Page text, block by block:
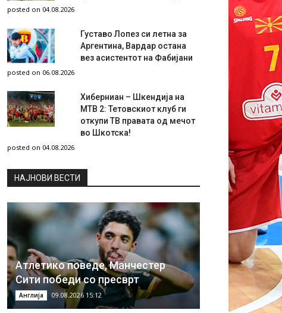
posted on 04.08.2026
Густаво Лопез си летна за
Аргентина, Вардар остана
вез асистентот на Фабијани
posted on 06.08.2026
Хиберниан – Шкендија на
МТВ 2: Тетовскиот клуб ги
откупи ТВ правата од мечот
во Шкотска!
posted on 04.08.2026
НAЈНОВИ ВЕСТИ
Атлетико поведе, Манчестер
Сити победи со пресврт
Англија 09.08.2026 15:12